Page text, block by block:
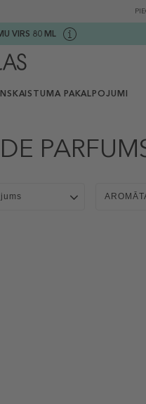
VIRS 80 ML
SKAISTUMA PAKALPOJUMI